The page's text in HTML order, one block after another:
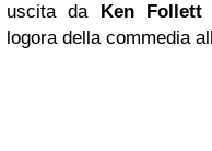
uscita da Ken Follett
logora della commedia